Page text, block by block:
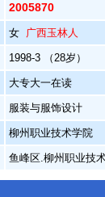
2005870
女 广西玉林人
1998-3 （28岁）
大专大一在读
服装与服饰设计
柳州职业技术学院
鱼峰区.柳州职业技